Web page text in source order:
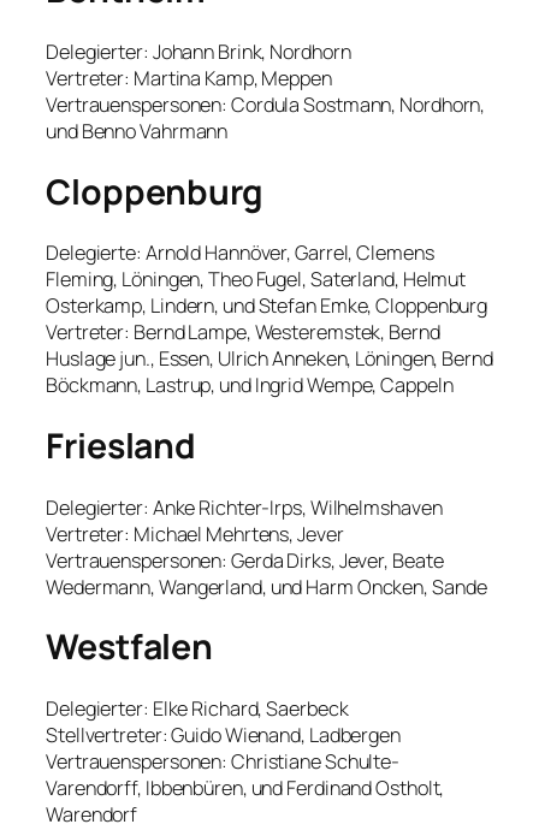
Delegierter: Johann Brink, Nordhorn
Vertreter: Martina Kamp, Meppen
Vertrauenspersonen: Cordula Sostmann, Nordhorn,
und Benno Vahrmann
Cloppenburg
Delegierte: Arnold Hannöver, Garrel, Clemens
Fleming, Löningen, Theo Fugel, Saterland, Helmut
Osterkamp, Lindern, und Stefan Emke, Cloppenburg
Vertreter: Bernd Lampe, Westeremstek, Bernd
Huslage jun., Essen, Ulrich Anneken, Löningen, Bernd
Böckmann, Lastrup, und Ingrid Wempe, Cappeln
Friesland
Delegierter: Anke Richter-Irps, Wilhelmshaven
Vertreter: Michael Mehrtens, Jever
Vertrauenspersonen: Gerda Dirks, Jever, Beate
Wedermann, Wangerland, und Harm Oncken, Sande
Westfalen
Delegierter: Elke Richard, Saerbeck
Stellvertreter: Guido Wienand, Ladbergen
Vertrauenspersonen: Christiane Schulte-
Varendorff, Ibbenbüren, und Ferdinand Ostholt,
Warendorf